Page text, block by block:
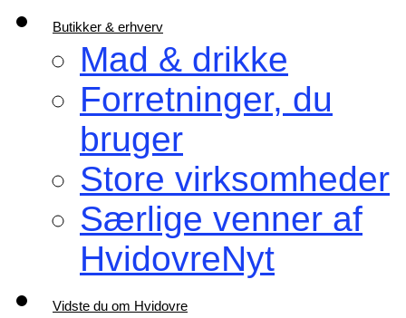
Butikker & erhverv
Mad & drikke
Forretninger, du
bruger
Store virksomheder
Særlige venner af
HvidovreNyt
Vidste du om Hvidovre